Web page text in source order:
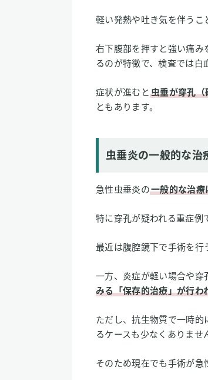
軽い発熱や吐き気を伴うこ
右下腹部を押すと強い痛み
るのが特徴で、検査では白
症状が進むと 虫垂が穿孔（
ともあります。
虫垂炎の一般的な治
急性虫垂炎の一般的な治療
特に穿孔が疑われる重症例
最近は腹腔鏡下で手術を行
一方、炎症が軽い場合や穿
みる「保存的治療」が行わ
ただし、抗生物質で一時的
るケースも少なくありませ
そのため現在でも手術が急